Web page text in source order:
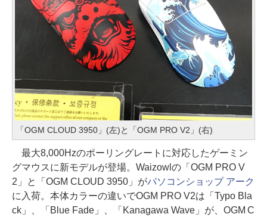
「OGM CLOUD 3950」(左)と「OGM PRO V2」(右)
最大8,000Hzのポーリングレートに対応したゲーミン
グマウスに新モデルが登場。Waizowlの「OGM PRO V
2」と「OGM CLOUD 3950」がパソコンショップ アーク
に入荷。本体カラーの違いでOGM PRO V2は「Typo Bla
ck」、「Blue Fade」、「Kanagawa Wave」が、OGM C